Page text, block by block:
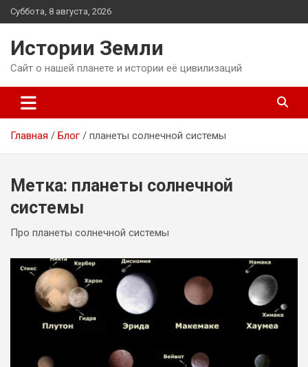
Перейти
к
Суббота, 8 августа, 2026
Истории Земли
Сайт о нашей планете и истории её цивилизаций
Главная Блог планеты солнечной системы
Метка: планеты солнечной
системы
Про планеты солнечной системы